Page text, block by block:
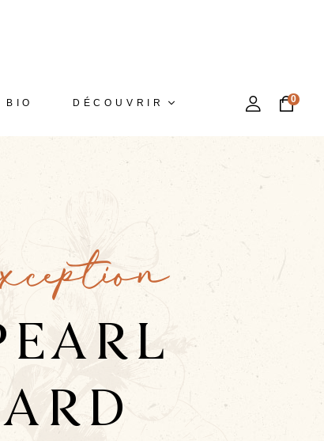
BIO DÉCOUVRIR 0